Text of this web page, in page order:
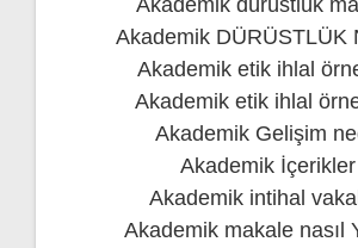
Akademik dürüstlük
Akademik DÜRÜSTLÜK
Akademik etik ihlal
Akademik etik ihlal
Akademik Gelişim
Akademik İçerikler
Akademik intihal
Akademik makale nasıl